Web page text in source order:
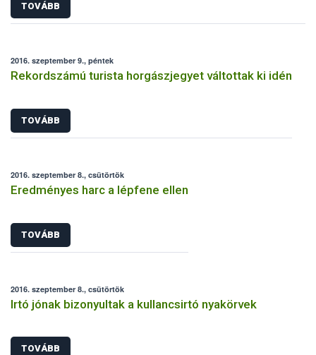
TOVÁBB
2016. szeptember 9., péntek
Rekordszámú turista horgászjegyet váltottak ki idén
TOVÁBB
2016. szeptember 8., csütörtök
Eredményes harc a lépfene ellen
TOVÁBB
2016. szeptember 8., csütörtök
Irtó jónak bizonyultak a kullancsirtó nyakörvek
TOVÁBB